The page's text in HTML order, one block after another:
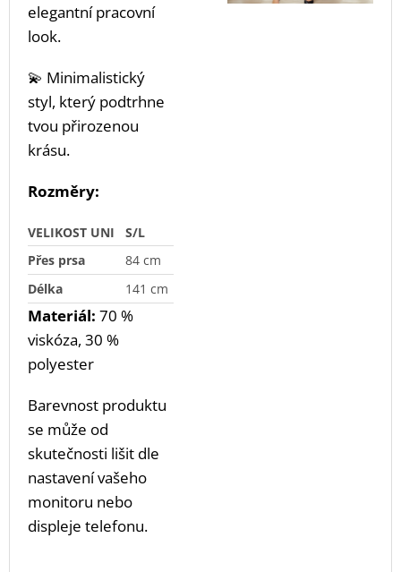
elegantní pracovní
look.
💫 Minimalistický
styl, který podtrhne
tvou přirozenou
krásu.
Rozměry:
VELIKOST UNI
S/L
Přes prsa
84 cm
Délka
141 cm
Materiál: 70 %
viskóza, 30 %
polyester
Barevnost produktu
se může od
skutečnosti lišit dle
nastavení vašeho
monitoru nebo
displeje telefonu.